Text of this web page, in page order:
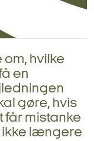
hvilke
en
gøre, hvis
mistanke
ikke længere